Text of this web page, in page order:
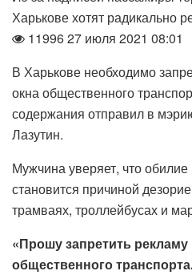
Харькове хотят радикально
11996 27 июля 2021 08:01
В Харькове необходимо
окна общественного
содержания отправил в
Лазутин.
Мужчина уверяет, что
становится причиной
трамваях, троллейбусах и
«Прошу запретить рекламу
общественного